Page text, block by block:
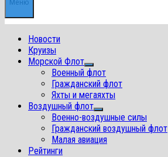
Меню
Новости
Круизы
Морской Флот
Показать
подменю
Военный флот
Гражданский флот
Яхты и мегаяхты
Воздушный флот
Показать
подменю
Военно-воздушные силы
Гражданский воздушный флот
Малая авиация
Рейтинги